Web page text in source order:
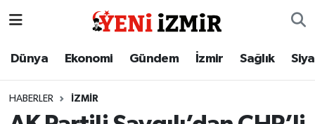
Dünya Ekonomi Gündem İzmir Sağlık
HABERLER İZMIR
Dünya
İzmir Nöbetçi Eczaneler